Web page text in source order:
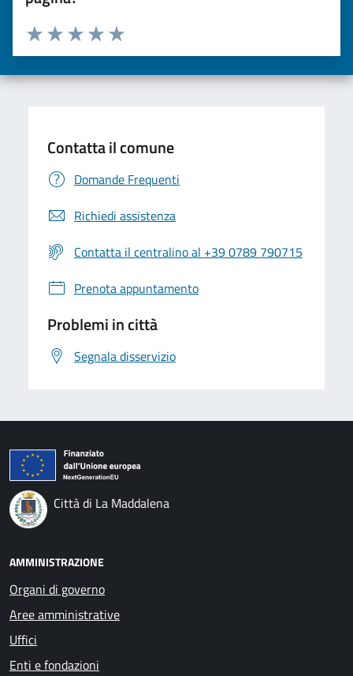
Valuta da 1 a 5 stelle la pagina
Valuta 5 stelle su 5
Valuta 4 stelle su 5
Valuta 3 stelle su 5
Valuta 2 stelle su 5
Valuta una stella su 5
Contatta il comune
Domande Frequenti
Richiedi assistenza
Contatta il centralino al +39 0789 790715
Prenota appuntamento
Problemi in città
Segnala disservizio
Città di La Maddalena
AMMINISTRAZIONE
Organi di governo
Aree amministrative
Uffici
Enti e fondazioni